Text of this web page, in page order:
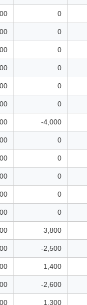
0
0
0
0
0
0
-4,000
0
0
0
0
0
3,800
-2,500
1,400
-2,600
1,300